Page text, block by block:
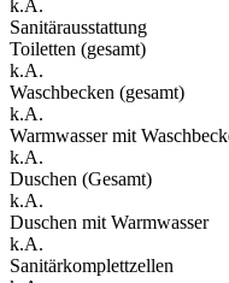
k.A.
Sanitärausstattung
Toiletten (gesamt)
k.A.
Waschbecken (gesamt)
k.A.
Warmwasser mit
k.A.
Duschen (Gesamt)
k.A.
Duschen mit Warmwasser
k.A.
Sanitärkomplettzellen